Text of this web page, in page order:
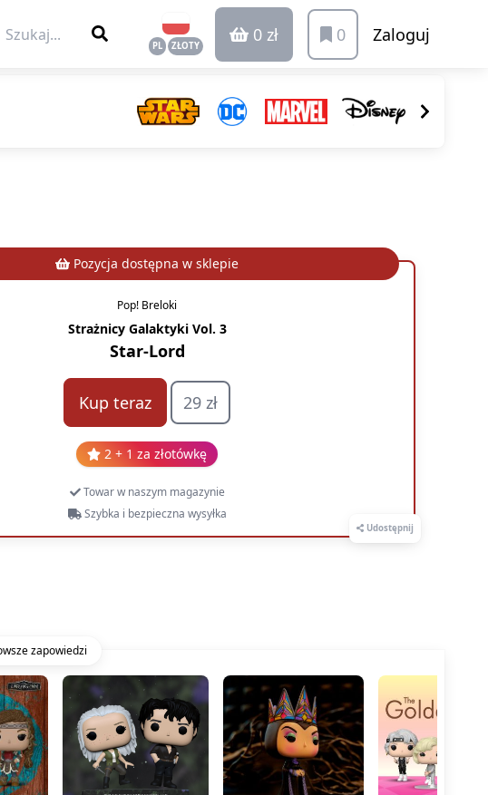
PL ZŁOTY
0 zł 0 Zaloguj
Udostępnij
Pozycja dostępna w sklepie
Pop! Breloki
Strażnicy Galaktyki Vol. 3
Star-Lord
Kup teraz 29 zł
2 + 1 za złotówkę
Towar w naszym magazynie
Szybka i bezpieczna wysyłka
zapowiedzi